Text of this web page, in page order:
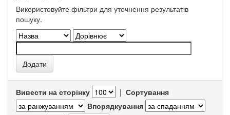
Використовуйте фільтри для уточнення результатів
пошуку.
Вивести на сторінку | Сортування
Впорядкування